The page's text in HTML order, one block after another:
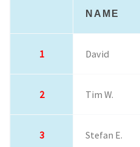
NAME
1 David
2 Tim W.
3 Stefan E.